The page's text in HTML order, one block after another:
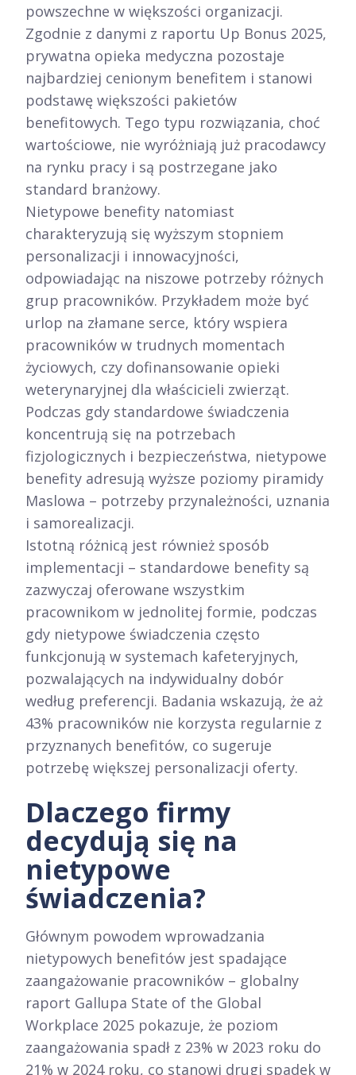
powszechne w większości organizacji.
Zgodnie z danymi z raportu Up Bonus 2025,
prywatna opieka medyczna pozostaje
najbardziej cenionym benefitem i stanowi
podstawę większości pakietów
benefitowych. Tego typu rozwiązania, choć
wartościowe, nie wyróżniają już pracodawcy
na rynku pracy i są postrzegane jako
standard branżowy.​
Nietypowe benefity natomiast
charakteryzują się wyższym stopniem
personalizacji i innowacyjności,
odpowiadając na niszowe potrzeby różnych
grup pracowników. Przykładem może być
urlop na złamane serce, który wspiera
pracowników w trudnych momentach
życiowych, czy dofinansowanie opieki
weterynaryjnej dla właścicieli zwierząt.
Podczas gdy standardowe świadczenia
koncentrują się na potrzebach
fizjologicznych i bezpieczeństwa, nietypowe
benefity adresują wyższe poziomy piramidy
Maslowa – potrzeby przynależności, uznania
i samorealizacji.​
Istotną różnicą jest również sposób
implementacji – standardowe benefity są
zazwyczaj oferowane wszystkim
pracownikom w jednolitej formie, podczas
gdy nietypowe świadczenia często
funkcjonują w systemach kafeteryjnych,
pozwalających na indywidualny dobór
według preferencji. Badania wskazują, że aż
43% pracowników nie korzysta regularnie z
przyznanych benefitów, co sugeruje
potrzebę większej personalizacji oferty.​
Dlaczego firmy
decydują się na
nietypowe
świadczenia?
Głównym powodem wprowadzania
nietypowych benefitów jest spadające
zaangażowanie pracowników – globalny
raport Gallupa State of the Global
Workplace 2025 pokazuje, że poziom
zaangażowania spadł z 23% w 2023 roku do
21% w 2024 roku, co stanowi drugi spadek w